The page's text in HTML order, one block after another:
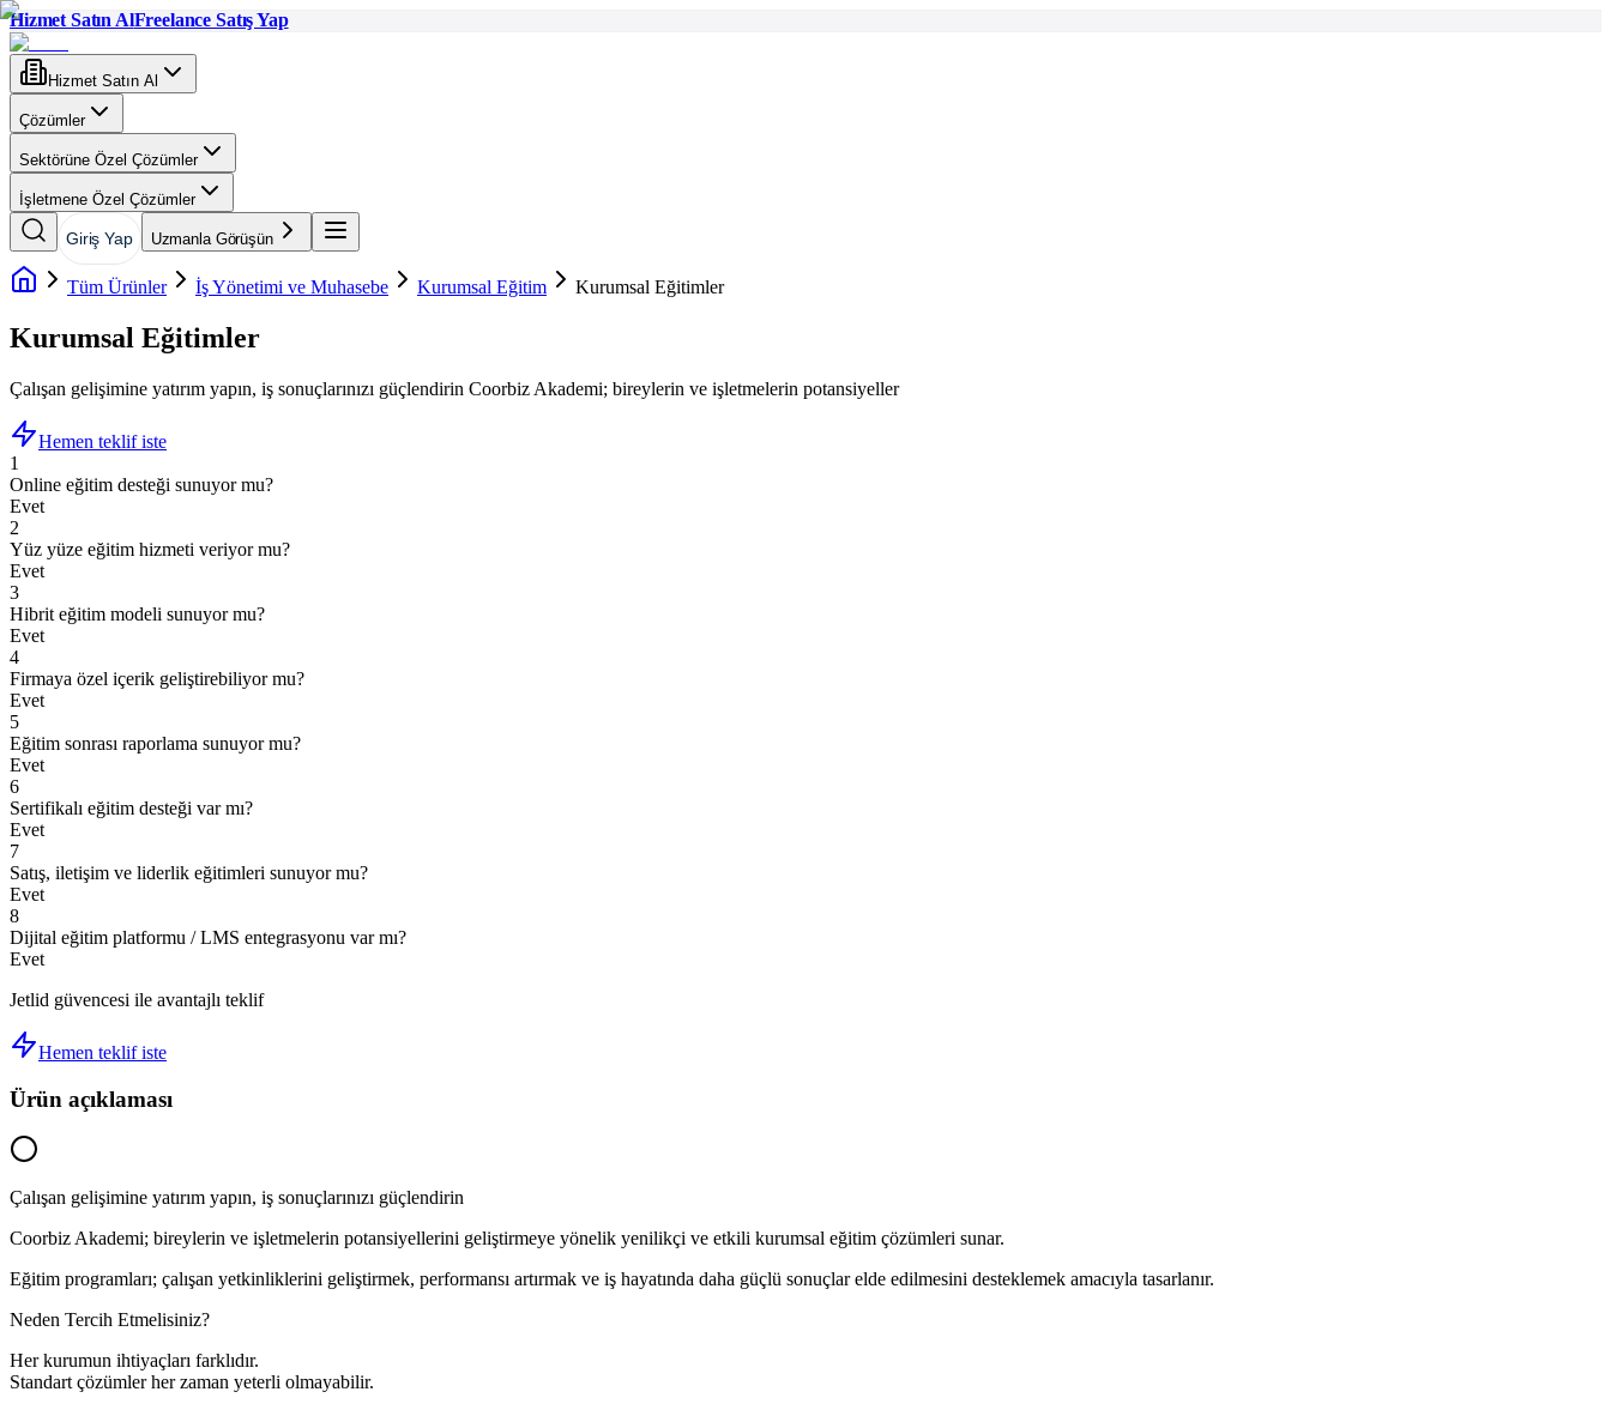
Hizmet Satın AlFreelance Satış Yap
Hizmet Satın Al
Çözümler
Sektörüne Özel Çözümler
İşletmene Özel Çözümler
Giriş Yap Uzmanla Görüşün
Tüm Ürünler İş Yönetimi ve Muhasebe Kurumsal Eğitim Kurumsal Eğitimler
Kurumsal Eğitimler
Çalışan gelişimine yatırım yapın, iş sonuçlarınızı güçlendirin Coorbiz Akademi; bireylerin ve işletmelerin potansiyeller
Hemen teklif iste
1
Online eğitim desteği sunuyor mu?
Evet
2
Yüz yüze eğitim hizmeti veriyor mu?
Evet
3
Hibrit eğitim modeli sunuyor mu?
Evet
4
Firmaya özel içerik geliştirebiliyor mu?
Evet
5
Eğitim sonrası raporlama sunuyor mu?
Evet
6
Sertifikalı eğitim desteği var mı?
Evet
7
Satış, iletişim ve liderlik eğitimleri sunuyor mu?
Evet
8
Dijital eğitim platformu / LMS entegrasyonu var mı?
Evet
Jetlid güvencesi ile avantajlı teklif
Hemen teklif iste
Ürün açıklaması
Çalışan gelişimine yatırım yapın, iş sonuçlarınızı güçlendirin
Coorbiz Akademi; bireylerin ve işletmelerin potansiyellerini geliştirmeye yönelik yenilikçi ve etkili kurumsal eğitim çözümleri sunar.
Eğitim programları; çalışan yetkinliklerini geliştirmek, performansı artırmak ve iş hayatında daha güçlü sonuçlar elde edilmesini desteklemek amacıyla tasarlanır.
Neden Tercih Etmelisiniz?
Her kurumun ihtiyaçları farklıdır.
Standart çözümler her zaman yeterli olmayabilir.